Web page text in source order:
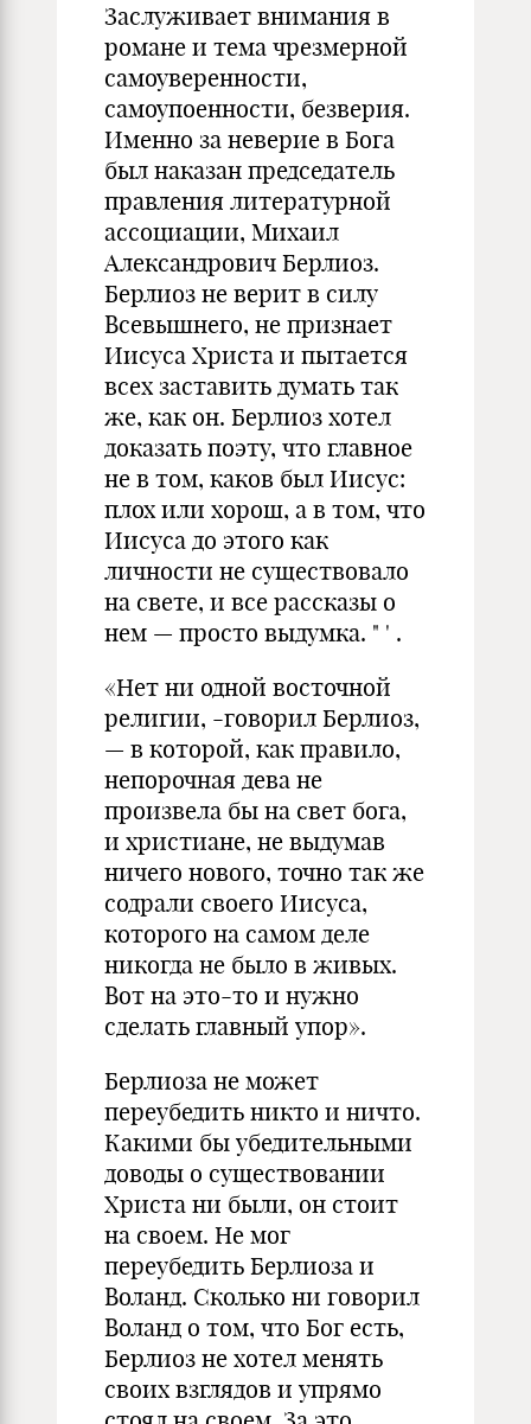
Заслуживает внимания в
романе и тема чрезмерной
самоуверенности,
самоупоенности, безверия.
Именно за неверие в Бога
был наказан председатель
правления литературной
ассоциации, Михаил
Александрович Берлиоз.
Берлиоз не верит в силу
Всевышнего, не признает
Иисуса Христа и пытается
всех заставить думать так
же, как он. Берлиоз хотел
доказать поэту, что главное
не в том, каков был Иисус:
плох или хорош, а в том, что
Иисуса до этого как
личности не существовало
на свете, и все рассказы о
нем — просто выдумка. " ' .
«Нет ни одной восточной
религии, -говорил Берлиоз,
— в которой, как правило,
непорочная дева не
произвела бы на свет бога,
и христиане, не выдумав
ничего нового, точно так же
содрали своего Иисуса,
которого на самом деле
никогда не было в живых.
Вот на это-то и нужно
сделать главный упор».
Берлиоза не может
переубедить никто и ничто.
Какими бы убедительными
доводы о существовании
Христа ни были, он стоит
на своем. Не мог
переубедить Берлиоза и
Воланд. Сколько ни говорил
Воланд о том, что Бог есть,
Берлиоз не хотел менять
своих взглядов и упрямо